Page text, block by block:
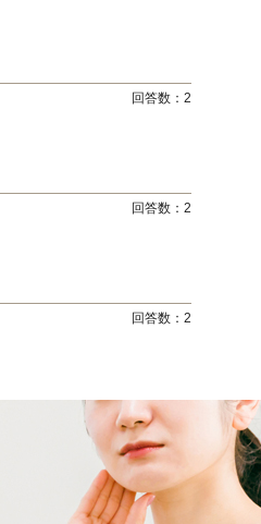
回答数： 2
回答数： 2
回答数： 2